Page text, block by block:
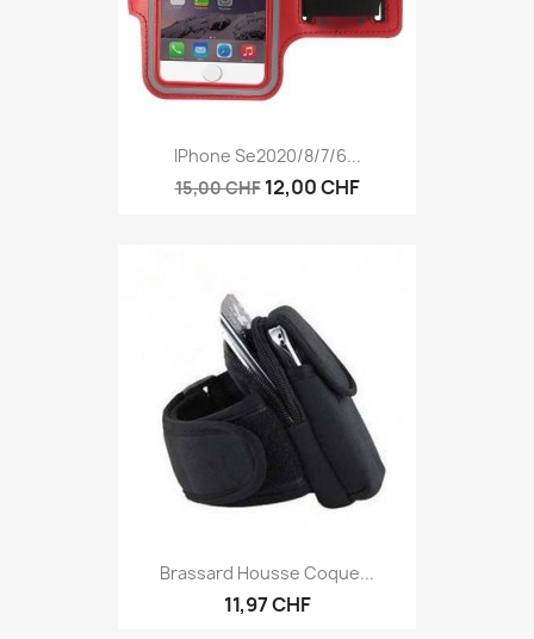
IPhone Se2020/8/7/6...
15,00 CHF 12,00 CHF
Brassard Housse Coque...
11,97 CHF